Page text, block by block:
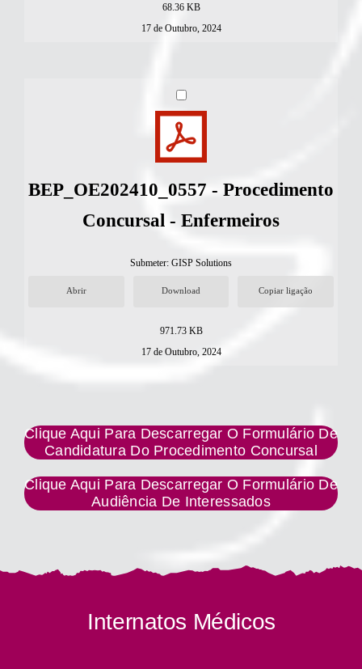
68.36 KB
17 de Outubro, 2024
BEP_OE202410_0557 - Procedimento
Concursal - Enfermeiros
Submeter: GISP Solutions
Abrir Download Copiar ligação
971.73 KB
17 de Outubro, 2024
Clique Aqui Para Descarregar O Formulário De
Candidatura Do Procedimento Concursal
Clique Aqui Para Descarregar O Formulário De
Audiência De Interessados
Internatos Médicos